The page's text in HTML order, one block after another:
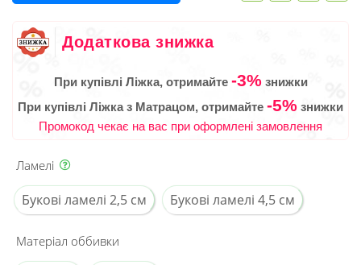
Додаткова знижка
При купівлі Ліжка, отримайте -3%знижки
При купівлі Ліжка з Матрацом, отримайте -5% знижки
Промокод чекає на вас при оформлені замовлення
Ламелі
Букові ламелі 2,5 см Букові ламелі 4,5 см
Матеріал оббивки